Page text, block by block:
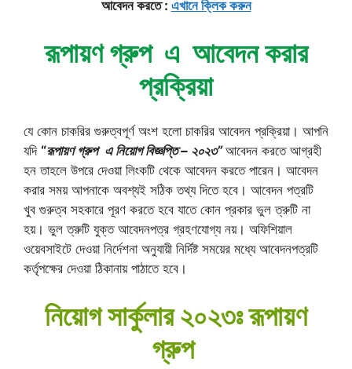
আবেদন করতে : এখানে ক্লিক করুন
রূপায়ণ গ্রুপ এ আবেদন করার
প্রক্রিয়া
যে কোন চাকরির গুরুত্বপূর্ণ অংশ হলো চাকরির আবেদন প্রক্রিয়া। আপনি
যদি “রূপায়ণ গ্রুপ এ নিয়োগ বিজ্ঞপ্তি – ২০২৩” আবেদন করতে আগ্রহী
হন তাহলে উপরে দেওয়া লিংকটি থেকে আবেদন করতে পারেন। আবেদন
করার সময় আপনাকে অবশ্যই সঠিক তথ্য দিতে হবে। আবেদন পত্রটি
খুব গুরুত্ব সহকারে পূরণ করতে হবে যাতে কোন প্রকার ভুল ত্রুটি না
হয়। ভুল ত্রুটি যুক্ত আবেদনপত্র গ্রহণযোগ্য নয়। অফিশিয়াল
ওয়েবসাইটে দেওয়া নির্দেশনা অনুযায়ী নির্দিষ্ট সময়ের মধ্যে আবেদনপত্রটি
কর্তৃপক্ষের দেওয়া ঠিকানায় পাঠাতে হবে।
নিয়োগ সার্কুলার ২০২৩ঃ রূপায়ণ
গ্রুপ